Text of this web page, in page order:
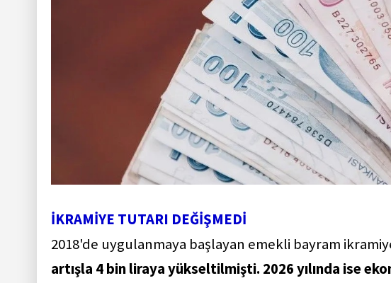
İKRAMİYE TUTARI DEĞİŞMEDİ
2018'de uygulanmaya başlayan emekli bayram
artışla 4 bin liraya yükseltilmişti. 2026 yılında ise